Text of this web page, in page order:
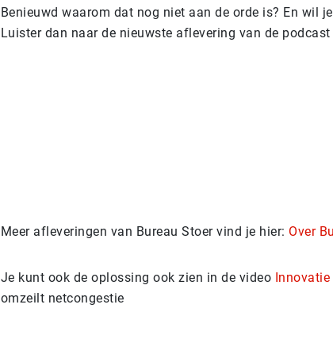
Benieuwd waarom dat nog niet aan de orde is? En wil
Luister dan naar de nieuwste aflevering van de podcast
Meer afleveringen van Bureau Stoer vind je hier: Over
Je kunt ook de oplossing ook zien in de video
omzeilt netcongestie